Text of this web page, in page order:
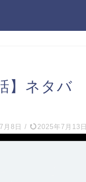
】ネタバ
月8日 / 2025年7月13日